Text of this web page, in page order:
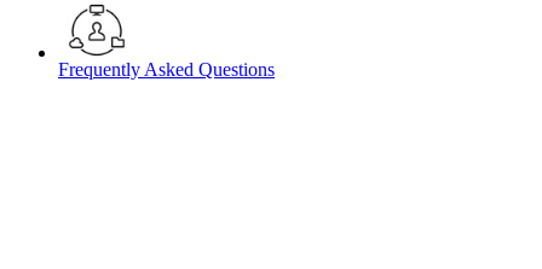
Frequently Asked Questions